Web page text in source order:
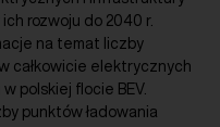
rozwoju do 2040 r.
na temat liczby
całkowicie elektrycznych
w polskiej flocie BEV.
punktów ładowania